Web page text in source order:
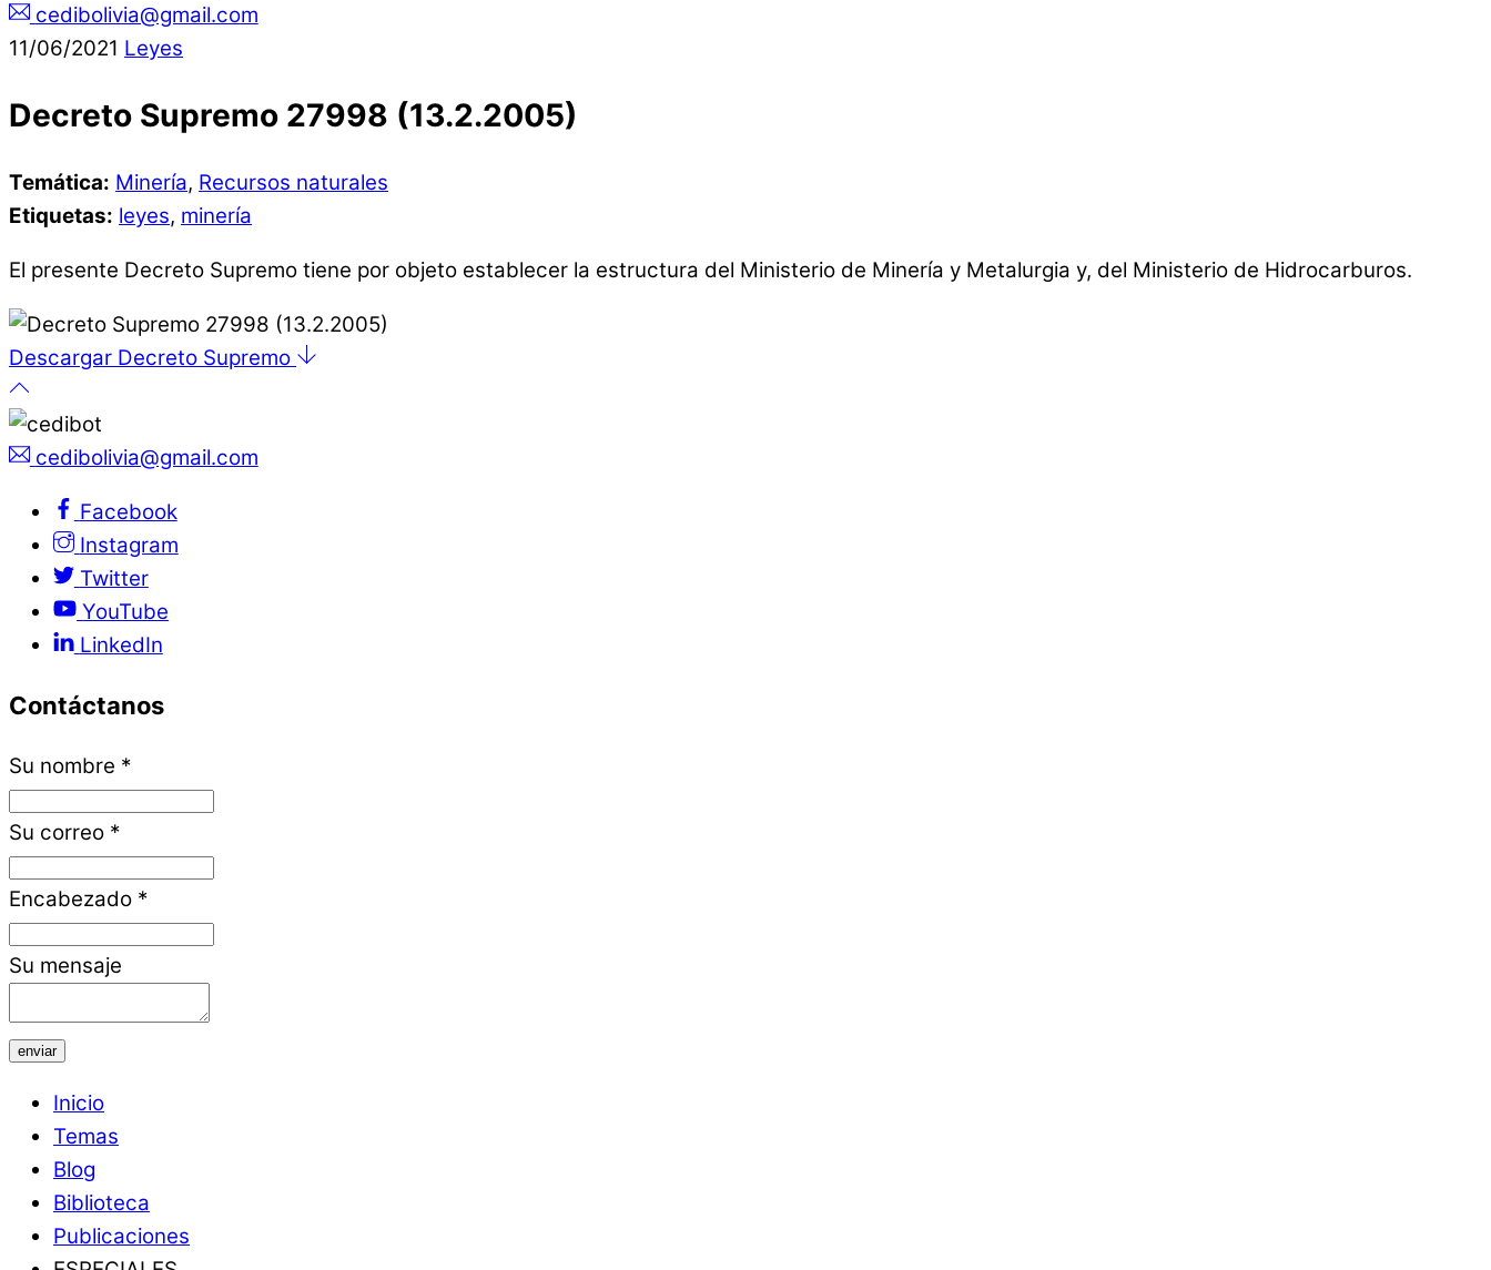
cedibolivia@gmail.com
11/06/2021 Leyes
Decreto Supremo 27998 (13.2.2005)
Temática: Minería, Recursos naturales
Etiquetas: leyes, minería
El presente Decreto Supremo tiene por objeto establecer la estructura del Ministerio de Minería y Metalurgia y, del Ministerio de Hidrocarburos.
Descargar Decreto Supremo
cedibolivia@gmail.com
Facebook
Instagram
Twitter
YouTube
LinkedIn
Contáctanos
Su nombre *
Su correo *
Encabezado *
Su mensaje
enviar
Inicio
Temas
Blog
Biblioteca
Publicaciones